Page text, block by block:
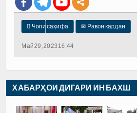
 Чопи саҳифа ✉ Равон кардан
Май 29, 2023 16:44
ХАБАРҲОИ ДИГАРИ ИН БАХШ